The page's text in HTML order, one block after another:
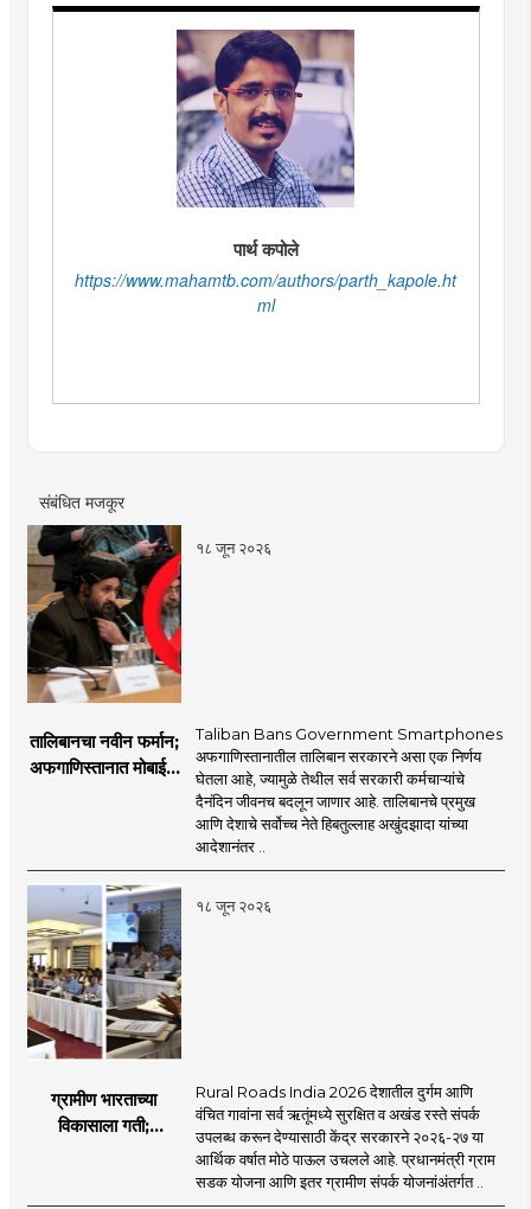
पार्थ कपोले
https://www.mahamtb.com/authors/parth_kapole.ht
ml
संबंधित मजकूर
१८ जून २०२६
तालिबानचा नवीन फर्मान;
अफगाणिस्तानात मोबाईल
Taliban Bans Government Smartphones
अफगाणिस्तानातील तालिबान सरकारने असा एक निर्णय
घेतला आहे, ज्यामुळे तेथील सर्व सरकारी कर्मचाऱ्यांचे
दैनंदिन जीवनच बदलून जाणार आहे. तालिबानचे प्रमुख
आणि देशाचे सर्वोच्च नेते हिबतुल्लाह अखुंदझादा यांच्या
आदेशानंतर ..
१८ जून २०२६
ग्रामीण भारताच्या
विकासाला गती;
लक्ष्य!
Rural Roads India 2026 देशातील दुर्गम आणि
वंचित गावांना सर्व ऋतूंमध्ये सुरक्षित व अखंड रस्ते संपर्क
उपलब्ध करून देण्यासाठी केंद्र सरकारने २०२६-२७ या
आर्थिक वर्षात मोठे पाऊल उचलले आहे. प्रधानमंत्री ग्राम
सडक योजना आणि इतर ग्रामीण संपर्क योजनांअंतर्गत ..